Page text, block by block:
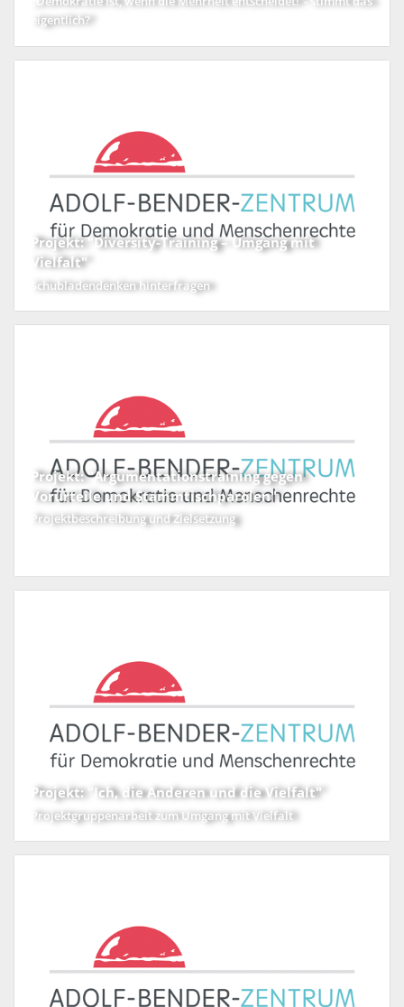
eigentlich?
Projekt: "Diversity-Training – Umgang mit
Vielfalt"
Schubladendenken hinterfragen
Projekt: "Argumentationstraining gegen
Vorurteile und Stammtischparolen"
Projektbeschreibung und Zielsetzung
Projekt: "Ich, die Anderen und die Vielfalt"
Projektgruppenarbeit zum Umgang mit Vielfalt